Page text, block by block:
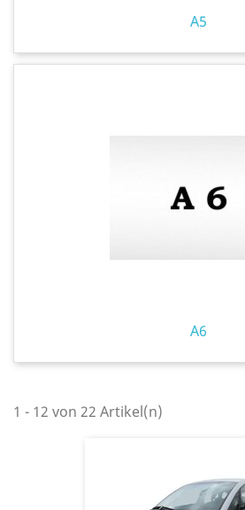
A5
A6
1 - 12 von 22 Artikel(n)